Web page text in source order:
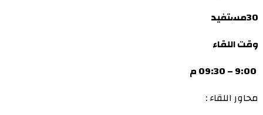
30مستفيد
وقت اللقاء
محاور اللقاء :